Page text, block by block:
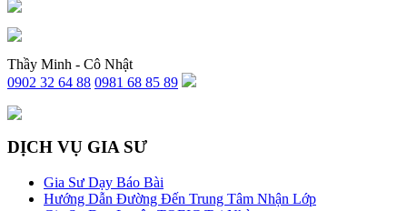
Thầy Minh - Cô Nhật
0902 32 64 88 0981 68 85 89
DỊCH VỤ GIA SƯ
Gia Sư Dạy Báo Bài
Hướng Dẫn Đường Đến Trung Tâm Nhận Lớp